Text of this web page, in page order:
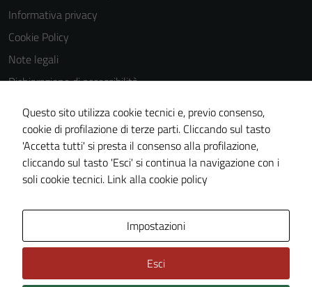
Informativa privacy
Cookie Policy
Note legali
Dichiarazione di accessibilità
Dichiarazione di accessibilità Servizi
Whistleblowing
Piano di miglioramento del sito
Area riservata
Questo sito utilizza cookie tecnici e, previo consenso,
cookie di profilazione di terze parti. Cliccando sul tasto
'Accetta tutti' si presta il consenso alla profilazione,
cliccando sul tasto 'Esci' si continua la navigazione con i
soli cookie tecnici. Link alla cookie policy
Impostazioni
Esci